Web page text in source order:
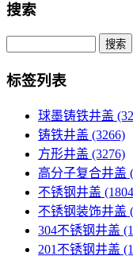
搜索
Search
标签列表
球墨铸铁井盖
铸铁井盖 (3266)
方形井盖 (3276)
高分子复合井盖
不锈钢井盖
不锈钢装饰井盖
304不锈钢井盖
201不锈钢井盖